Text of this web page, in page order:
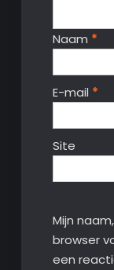
Naam *
E-mail *
Site
Mijn
browser
een